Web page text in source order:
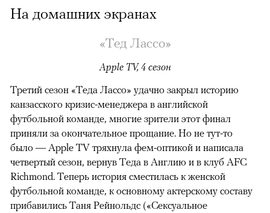
На домашних экранах
«Тед Лассо»
Apple TV, 4 сезон
Третий сезон «Теда Лассо» удачно закрыл историю
канзасского кризис-менеджера в английской
футбольной команде, многие зрители этот финал
приняли за окончательное прощание. Но не тут-то
было — Apple TV тряхнула фем-оптикой и написала
четвертый сезон, вернув Теда в Англию и в клуб AFC
Richmond. Теперь история сместилась к женской
футбольной команде, к основному актерскому составу
прибавились Таня Рейнольдс («Сексуальное